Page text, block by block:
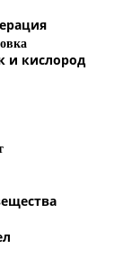
и кислород